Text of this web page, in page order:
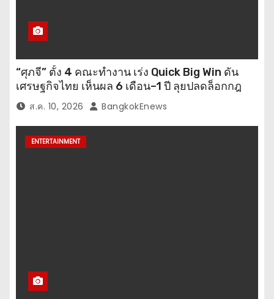
“ศุภจี” ตั้ง 4 คณะทำงาน เร่ง Quick Big Win ดัน
เศรษฐกิจไทย เห็นผล 6 เดือน–1 ปี ลุยปลดล็อกกฎ
ระเบียบ วาง Big Win ระยะ 2–4 ปี
ส.ค. 10, 2026 BangkokEnews
ENTERTAINMENT